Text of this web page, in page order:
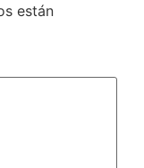
están